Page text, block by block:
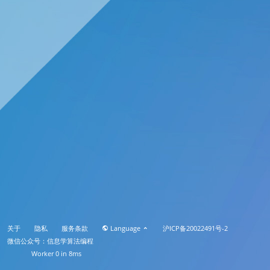
关于 隐私 服务条款 Language
沪ICP备20022491号-2
微信公众号：信息学算法编程
Worker 0 in 8ms